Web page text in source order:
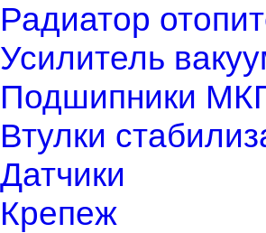
Радиатор
Усилитель
Подшипники
Втулки
Датчики
Крепеж